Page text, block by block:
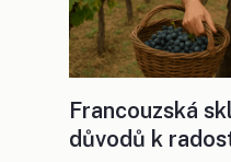
Francouzská
důvodů k